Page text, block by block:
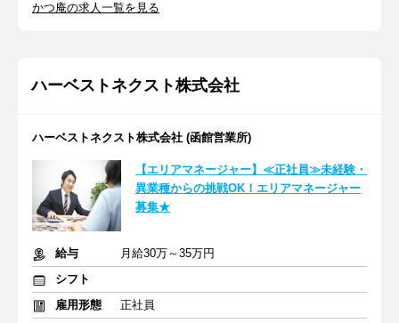
かつ庵の求人一覧を見る
ハーベストネクスト株式会社
ハーベストネクスト株式会社 (函館営業所)
【エリアマネージャー】≪正社員≫未経験・
異業種からの挑戦OK！エリアマネージャー
募集★
給与
月給30万～35万円
シフト
雇用形態
正社員